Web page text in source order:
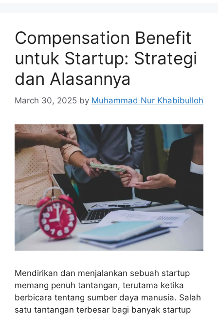
Compensation Benefit
untuk Startup: Strategi
dan Alasannya
March 30, 2025 by Muhammad Nur Khabibulloh
Mendirikan dan menjalankan sebuah startup
memang penuh tantangan, terutama ketika
berbicara tentang sumber daya manusia. Salah
satu tantangan terbesar bagi banyak startup